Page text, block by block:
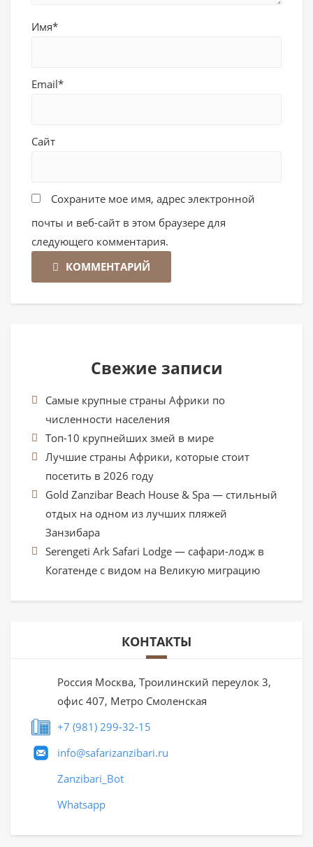
Имя*
Email*
Сайт
Сохраните мое имя, адрес электронной
почты и веб-сайт в этом браузере для
следующего комментария.
КОММЕНТАРИЙ
Свежие записи
Самые крупные страны Африки по
численности населения
Топ-10 крупнейших змей в мире
Лучшие страны Африки, которые стоит
посетить в 2026 году
Gold Zanzibar Beach House & Spa — стильный
отдых на одном из лучших пляжей
Занзибара
Serengeti Ark Safari Lodge — сафари-лодж в
Когатенде с видом на Великую миграцию
КОНТАКТЫ
Россия Москва, Троилинский переулок 3,
офис 407, Метро Смоленская
+7 (981) 299-32-15
info@safarizanzibari.ru
Zanzibari_Bot
Whatsapp